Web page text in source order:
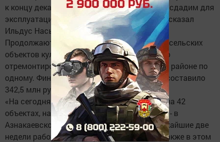
к концу декабря большинство объектов мы сдадим для
эксплуатации медицинским работникам», - сказал
Ильдус Насыров.
Продолжаются также капитальный ремонт сельских
объектов культуры. Всего их запланировано
отремонтировать в этом году 44 - в каждом районе по
одному. Финансирование этой программы составило
342,5 млн рублей.
«На сегодняшний день работы завершены на 42
объектах, на двух объектах работы ведутся - в
Азнакаевском и Сабинском районах. В ближайшие две
недели работы будут завершены и здесь. Также в этом